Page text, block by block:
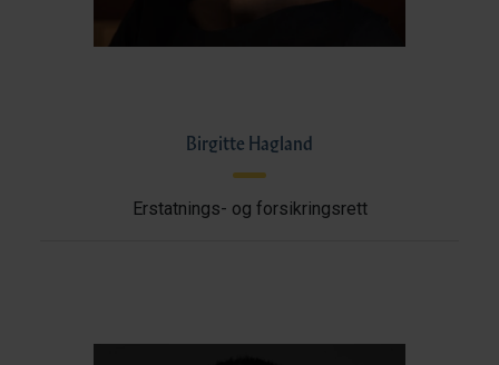
Birgitte Hagland
Erstatnings- og forsikringsrett